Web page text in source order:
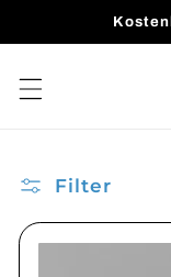
Inhalt
Filter